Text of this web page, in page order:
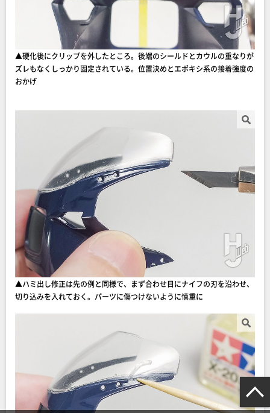
▲硬化後にクリップを外したところ。後端のシールドとカウルの重なりが
ズレもなくしっかり固定されている。位置決めとエポキシ系の接着強度の
おかげ
▲ハミ出し修正は先の例と同様で、まず合わせ目にナイフの刃を沿わせ、
切り込みを入れておく。パーツに傷つけないように慎重に